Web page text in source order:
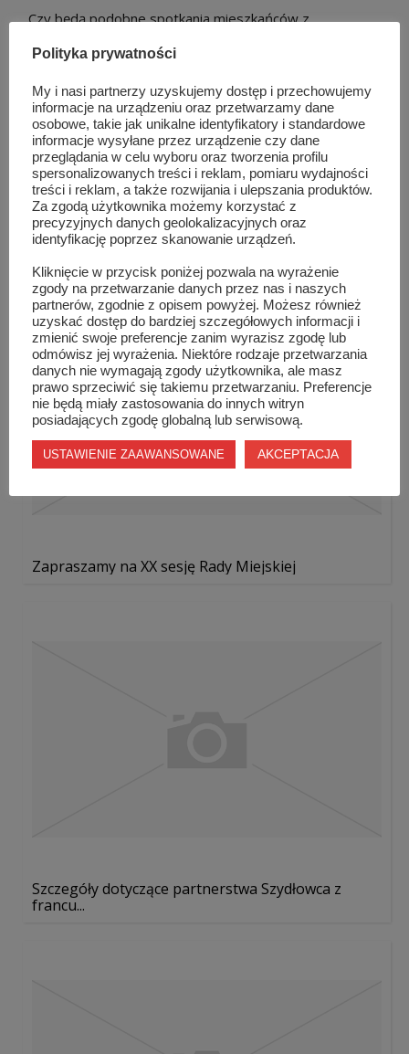
Czy będą podobne spotkania mieszkańców z
kandydatami innych partii? z pewnością mieszańcy na
takie czekają.
ps. już jutro na stronie wywiad z Panem Zbigniewem
Kuźmiukiem, którego udzielił portalowi
naszszydlowiec.pl przy okazji dzisiejszego spotkania.
Zapraszamy na XX sesję Rady Miejskiej
Szczegóły dotyczące partnerstwa Szydłowca z
francu...
Polityka prywatności
My i nasi partnerzy uzyskujemy dostęp i przechowujemy
informacje na urządzeniu oraz przetwarzamy dane
osobowe, takie jak unikalne identyfikatory i standardowe
informacje wysyłane przez urządzenie czy dane
przeglądania w celu wyboru oraz tworzenia profilu
spersonalizowanych treści i reklam, pomiaru wydajności
treści i reklam, a także rozwijania i ulepszania produktów.
Za zgodą użytkownika możemy korzystać z
precyzyjnych danych geolokalizacyjnych oraz
identyfikację poprzez skanowanie urządzeń.
Kliknięcie w przycisk poniżej pozwala na wyrażenie
zgody na przetwarzanie danych przez nas i naszych
partnerów, zgodnie z opisem powyżej. Możesz również
uzyskać dostęp do bardziej szczegółowych informacji i
zmienić swoje preferencje zanim wyrazisz zgodę lub
odmówisz jej wyrażenia. Niektóre rodzaje przetwarzania
danych nie wymagają zgody użytkownika, ale masz
prawo sprzeciwić się takiemu przetwarzaniu. Preferencje
nie będą miały zastosowania do innych witryn
posiadających zgodę globalną lub serwisową.
USTAWIENIE ZAAWANSOWANE AKCEPTACJA